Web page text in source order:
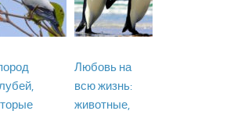
Любовь на
всю жизнь:
животные,